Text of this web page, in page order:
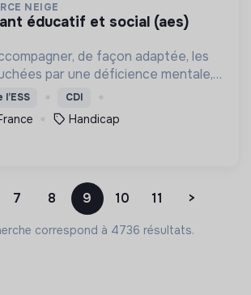
NEIGE
de façon adaptée, les
par une déficience mentale,
ou psychique
CDI
Handicap
7 8 9 10 11 >
correspond à 4736 résultats.